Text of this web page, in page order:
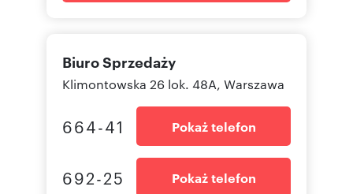
Biuro Sprzedaży
Klimontowska 26 lok. 48A, Warszawa
664-41 Pokaż telefon
692-25 Pokaż telefon